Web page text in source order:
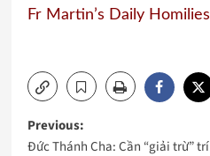
Fr Martin’s Daily
Post
Previous:
Đức Thánh Cha: Cần “giải trừ”